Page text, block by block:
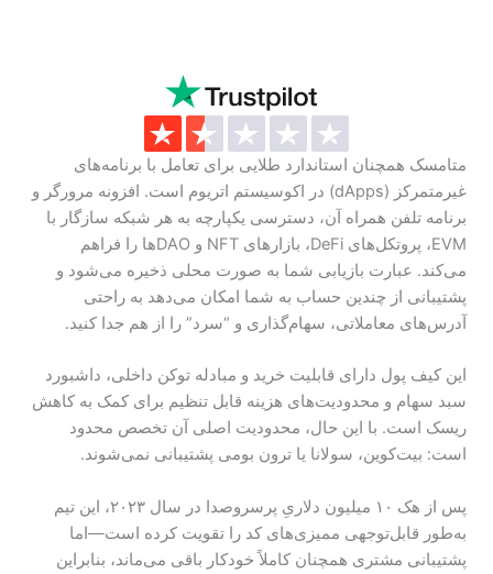
متامسک همچنان استاندارد طلایی برای تعامل با برنامه‌های
غیرمتمرکز (dApps) در اکوسیستم اتریوم است. افزونه مرورگر و
برنامه تلفن همراه آن، دسترسی یکپارچه به هر شبکه سازگار با
EVM، پروتکل‌های DeFi، بازارهای NFT و DAOها را فراهم
می‌کند. عبارت بازیابی شما به صورت محلی ذخیره می‌شود و
پشتیبانی از چندین حساب به شما امکان می‌دهد به راحتی
آدرس‌های معاملاتی، سهام‌گذاری و “سرد” را از هم جدا کنید.
این کیف پول دارای قابلیت خرید و مبادله توکن داخلی، داشبورد
سبد سهام و محدودیت‌های هزینه قابل تنظیم برای کمک به کاهش
ریسک است. با این حال، محدودیت اصلی آن تخصص محدود
است: بیت‌کوین، سولانا یا ترون بومی پشتیبانی نمی‌شوند.
پس از هک ۱۰ میلیون دلاریِ پرسروصدا در سال ۲۰۲۳، این تیم
به‌طور قابل‌توجهی ممیزی‌های کد را تقویت کرده است—اما
پشتیبانی مشتری همچنان کاملاً خودکار باقی می‌ماند، بنابراین